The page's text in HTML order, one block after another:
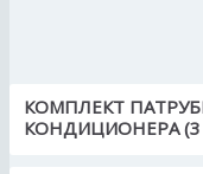
КОМПЛЕКТ
КОНДИЦИОНЕРА (3